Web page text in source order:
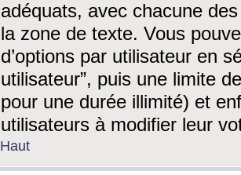
adéquats, avec chacune
la zone de texte. Vous
d’options par utilisateur en
utilisateur”, puis une limite
pour une durée illimité) et
utilisateurs à modifier leur
Haut